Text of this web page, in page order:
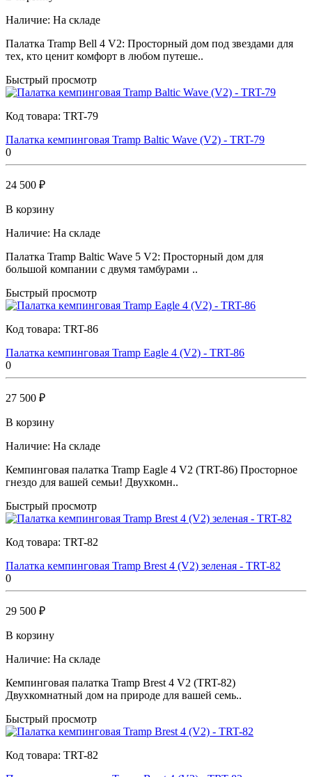
Наличие: На складе
Палатка Tramp Bell 4 V2: Просторный дом под звездами для
тех, кто ценит комфорт в любом путеше..
Быстрый просмотр
Код товара: TRT-79
Палатка кемпинговая Tramp Baltic Wave (V2) - TRT-79
0
24 500 ₽
В корзину
Наличие: На складе
Палатка Tramp Baltic Wave 5 V2: Просторный дом для
большой компании с двумя тамбурами ..
Быстрый просмотр
Код товара: TRT-86
Палатка кемпинговая Tramp Eagle 4 (V2) - TRT-86
0
27 500 ₽
В корзину
Наличие: На складе
Кемпинговая палатка Tramp Eagle 4 V2 (TRT-86) Просторное
гнездо для вашей семьи! Двухкомн..
Быстрый просмотр
Код товара: TRT-82
Палатка кемпинговая Tramp Brest 4 (V2) зеленая - TRT-82
0
29 500 ₽
В корзину
Наличие: На складе
Кемпинговая палатка Tramp Brest 4 V2 (TRT-82)
Двухкомнатный дом на природе для вашей семь..
Быстрый просмотр
Код товара: TRT-82